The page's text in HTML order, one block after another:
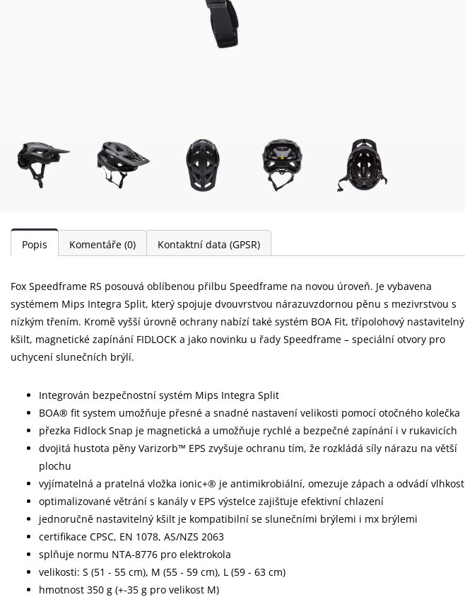
Popis Komentáře (0) Kontaktní data (GPSR)
Fox Speedframe RS posouvá oblíbenou přilbu Speedframe na novou úroveň. Je vybavena
systémem Mips Integra Split, který spojuje dvouvrstvou nárazuvzdornou pěnu s mezivrstvou s
nízkým třením. Kromě vyšší úrovně ochrany nabízí také systém BOA Fit, třípolohový nastavitelný
kšilt, magnetické zapínání FIDLOCK a jako novinku u řady Speedframe – speciální otvory pro
uchycení slunečních brýlí.
Integrován bezpečnostní systém Mips Integra Split
BOA® fit system umožňuje přesné a snadné nastavení velikosti pomocí otočného kolečka
přezka Fidlock Snap je magnetická a umožňuje rychlé a bezpečné zapínání i v rukavicích
dvojitá hustota pěny Varizorb™ EPS zvyšuje ochranu tím, že rozkládá síly nárazu na větší
plochu
vyjímatelná a pratelná vložka ionic+® je antimikrobiální, omezuje zápach a odvádí vlhkost
optimalizované větrání s kanály v EPS výstelce zajišťuje efektivní chlazení
jednoručně nastavitelný kšilt je kompatibilní se slunečními brýlemi i mx brýlemi
certifikace CPSC, EN 1078, AS/NZS 2063
splňuje normu NTA-8776 pro elektrokola
velikosti: S (51 - 55 cm), M (55 - 59 cm), L (59 - 63 cm)
hmotnost 350 g (+-35 g pro velikost M)